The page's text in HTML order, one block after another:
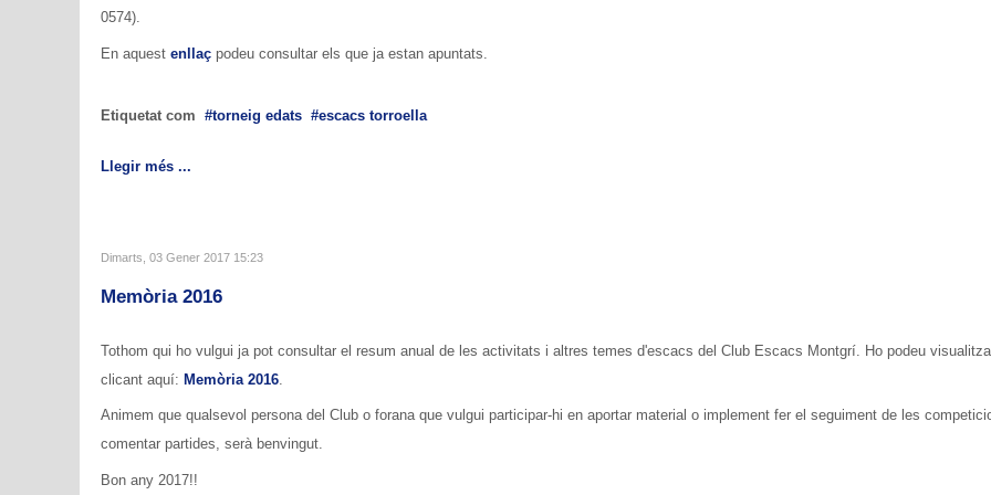
0574).
En aquest enllaç podeu consultar els que ja estan apuntats.
Etiquetat com torneig edats escacs torroella
Llegir més ...
Dimarts, 03 Gener 2017 15:23
Memòria 2016
Tothom qui ho vulgui ja pot consultar el resum anual de les activitats i altres temes d'escacs del Club Escacs Montgrí. Ho podeu
clicant aquí: Memòria 2016
Animem que qualsevol persona del Club o forana que vulgui participar-hi en aportar material o implement fer el seguiment de les
comentar partides, serà benvingut.
Bon any 2017!!